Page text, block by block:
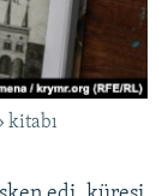
kitabı